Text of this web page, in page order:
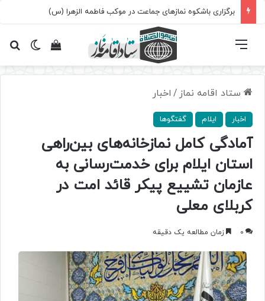
برگزاری باشکوه نمازهای جماعت در موکب فاطمه الزهرا (س)
تغییرمشاهده فهرست
ستاد اقامه نماز / اخبار
اخبار ایلام گفتگوها
آمادگی کامل نمازخانه‌های بین‌راهی
استان ایلام برای خدمت‌رسانی به
عازمان تشییع پیکر قائد امت در
کربلای معلی
0 زمان مطالعه یک دقیقه